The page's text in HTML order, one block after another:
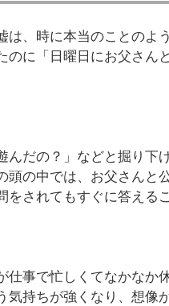
は、時に本当のことのよ
のに「日曜日にお父さん
んだの？」などと掘り下
頭の中では、お父さんと
されてもすぐに答える
仕事で忙しくてなかなか
気持ちが強くなり、想像